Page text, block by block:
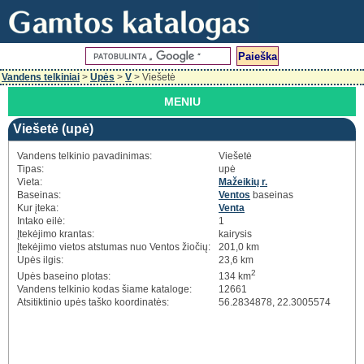
Vandens telkiniai > Upės > V > Viešetė
MENIU
Viešetė (upė)
Vandens telkinio pavadinimas:
Viešetė
Tipas:
upė
Vieta:
Mažeikių r.
Baseinas:
Ventos baseinas
Kur įteka:
Venta
Intako eilė:
1
Įtekėjimo krantas:
kairysis
Įtekėjimo vietos atstumas nuo Ventos žiočių:
201,0 km
Upės ilgis:
23,6 km
Upės baseino plotas:
134 km2
Vandens telkinio kodas šiame kataloge:
12661
Atsitiktinio upės taško koordinatės:
56.2834878, 22.3005574